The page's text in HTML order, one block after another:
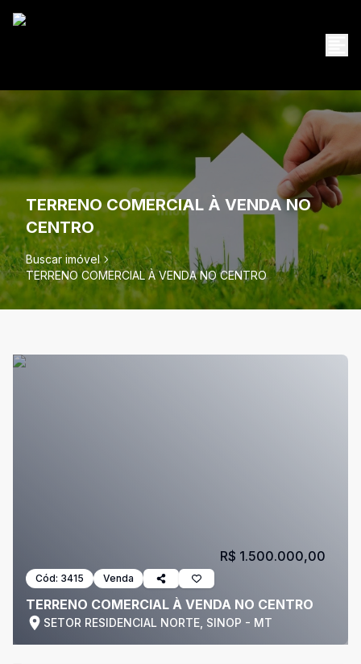
TERRENO COMERCIAL À VENDA NO
CENTRO
Buscar imóvel
TERRENO COMERCIAL À VENDA NO CENTRO
Cód: 3415 Venda
TERRENO COMERCIAL À VENDA NO CENTRO
SETOR RESIDENCIAL NORTE, SINOP - MT
R$ 1.500.000,00